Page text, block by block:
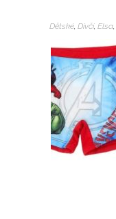
Dětské, Dívčí, Elsa,